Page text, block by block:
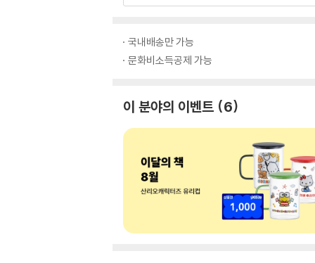
국내배송만 가능
문화비소득공제 가능
이 분야의 이벤트 6